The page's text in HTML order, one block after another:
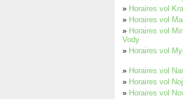
» Horaires vol
» Horaires vol
» Horaires vol
Vody
» Horaires vol
» Horaires vol
» Horaires vol
» Horaires vol